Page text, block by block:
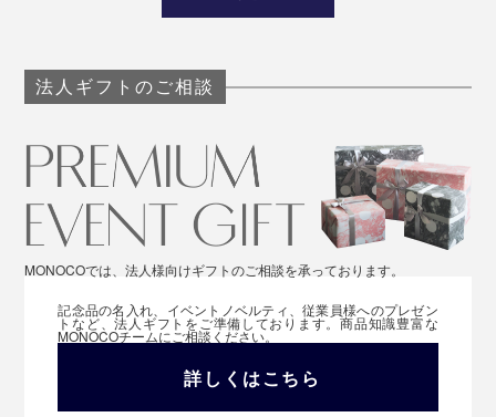
法人ギフトのご相談
MONOCOでは、法人様向けギフトのご相談を承っております。
記念品の名入れ、イベントノベルティ、従業員様へのプレゼン
トなど、法人ギフトをご準備しております。商品知識豊富な
MONOCOチームにご相談ください。
詳しくはこちら